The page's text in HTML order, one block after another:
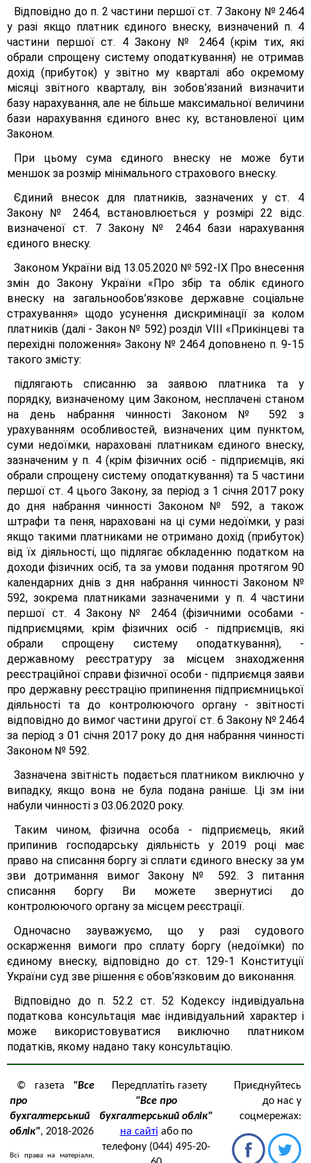
Відповідно до п. 2 частини першої ст. 7 Закону № 2464
у разі якщо платник єдиного внеску, визначений п. 4
частини першої ст. 4 Закону № 2464 (крім тих, які
обрали спрощену систему оподаткування) не отримав
дохід (прибуток) у звітно му кварталі або окремому
місяці звітного кварталу, він зобов’язаний визначити
базу нарахування, але не більше максимальної величини
бази нарахування єдиного внес ку, встановленої цим
Законом.
При цьому сума єдиного внеску не може бути
меншок за розмір мінімального страхового внеску.
Єдиний внесок для платників, зазначених у ст. 4
Закону № 2464, встановлюється у розмірі 22 відс.
визначеної ст. 7 Закону № 2464 бази нарахування
єдиного внеску.
Законом України від 13.05.2020 № 592-ІХ Про внесення
змін до Закону України «Про збір та облік єдиного
внеску на загальнообов’язкове державне соціальне
страхування» щодо усунення дискримінації за колом
платників (далі - Закон № 592) розділ VIII «Прикінцеві та
перехідні положення» Закону № 2464 доповнено п. 9-15
такого змісту:
підлягають списанню за заявою платника та у
порядку, визначеному цим Законом, несплачені станом
на день набрання чинності Законом № 592 з
урахуванням особливостей, визначених цим пунктом,
суми недоїмки, нараховані платникам єдиного внеску,
зазначеним у п. 4 (крім фізичних осіб - підприємців, які
обрали спрощену систему оподаткування) та 5 частини
першої ст. 4 цього Закону, за період з 1 січня 2017 року
до дня набрання чинності Законом № 592, а також
штрафи та пеня, нараховані на ці суми недоїмки, у разі
якщо такими платниками не отримано дохід (прибуток)
від їх діяльності, що підлягає обкладенню податком на
доходи фізичних осіб, та за умови подання протягом 90
календарних днів з дня набрання чинності Законом №
592, зокрема платниками зазначеними у п. 4 частини
першої ст. 4 Закону № 2464 (фізичними особами -
підприємцями, крім фізичних осіб - підприємців, які
обрали спрощену систему оподаткування), -
державному реєстратуру за місцем знаходження
реєстраційної справи фізичної особи - підприємця заяви
про державну реєстрацію припинення підприємницької
діяльності та до контролюючого органу - звітності
відповідно до вимог частини другої ст. 6 Закону № 2464
за період з 01 січня 2017 року до дня набрання чинності
Законом № 592.
Зазначена звітність подається платником виключно у
випадку, якщо вона не була подана раніше. Ці зм іни
набули чинності з 03.06.2020 року.
Таким чином, фізична особа - підприємець, який
припинив господарську діяльність у 2019 році має
право на списання боргу зі сплати єдиного внеску за ум
зви дотримання вимог Закону № 592. З питання
списання боргу Ви можете звернутисі до
контролюючого органу за місцем реєстрації.
Одночасно зауважуємо, що у разі судового
оскарження вимоги про сплату боргу (недоїмки) по
єдиному внеску, відповідно до ст. 129-1 Конституції
України суд зве рішення є обов’язковим до виконання.
Відповідно до п. 52.2 ст. 52 Кодексу індивідуальна
податкова консультація має індивідуальний характер і
може використовуватися виключно платником
податків, якому надано таку консультацію.
© газета "Все
про
бухгалтерський
облік", 2018-2026
Всі права на матеріали,
Передплатіть газету
"Все про
бухгалтерський облік"
на сайті або по
телефону (044) 495-20-
Приєднуйтесь
до нас у
соцмережах: